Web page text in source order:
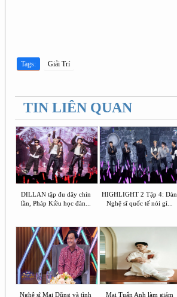
Tags: Giải Trí
TIN LIÊN QUAN
DILLAN tập đu dây chín
lần, Pháp Kiều học đàn...
HIGHLIGHT 2 Tập 4: Dàn
Nghệ sĩ quốc tế nói gì...
Nghệ sĩ Mai Dũng và tình
Mai Tuấn Anh làm giám